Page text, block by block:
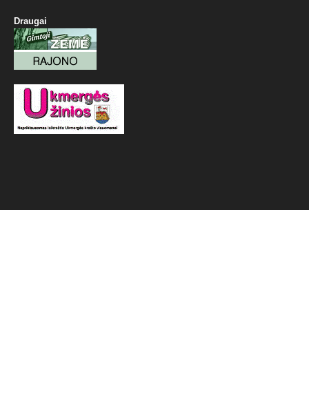
Draugai